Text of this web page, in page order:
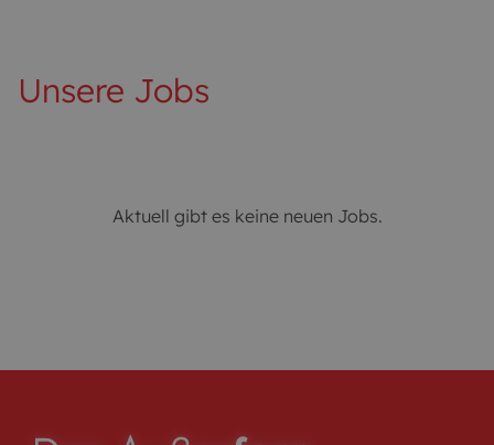
Unsere Jobs
Aktuell gibt es keine neuen Jobs.